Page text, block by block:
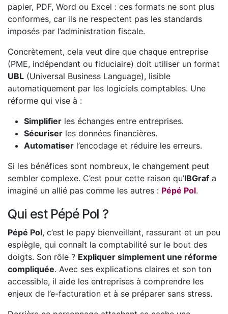
papier, PDF, Word ou Excel : ces formats ne sont plus
conformes, car ils ne respectent pas les standards
imposés par l’administration fiscale.
Concrètement, cela veut dire que chaque entreprise
(PME, indépendant ou fiduciaire) doit utiliser un format
UBL (Universal Business Language), lisible
automatiquement par les logiciels comptables. Une
réforme qui vise à :
Simplifier les échanges entre entreprises.
Sécuriser les données financières.
Automatiser l’encodage et réduire les erreurs.
Si les bénéfices sont nombreux, le changement peut
sembler complexe. C’est pour cette raison qu’IBGraf a
imaginé un allié pas comme les autres : Pépé Pol.
Qui est Pépé Pol ?
Pépé Pol, c’est le papy bienveillant, rassurant et un peu
espiègle, qui connaît la comptabilité sur le bout des
doigts. Son rôle ? Expliquer simplement une réforme
compliquée. Avec ses explications claires et son ton
accessible, il aide les entreprises à comprendre les
enjeux de l’e-facturation et à se préparer sans stress.